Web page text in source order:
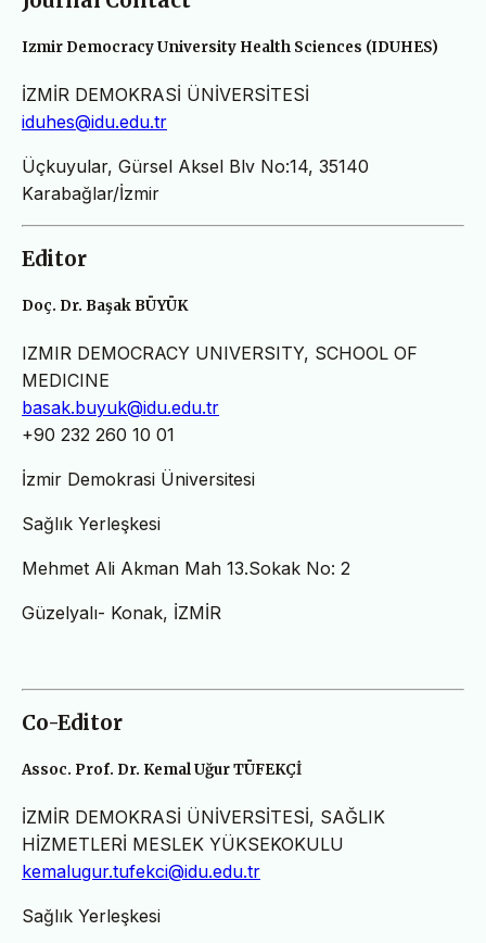
Izmir Democracy University Health Sciences (IDUHES)
İZMİR DEMOKRASİ ÜNİVERSİTESİ
iduhes@idu.edu.tr
Üçkuyular, Gürsel Aksel Blv No:14, 35140
Karabağlar/İzmir
Editor
Doç. Dr. Başak BÜYÜK
IZMIR DEMOCRACY UNIVERSITY, SCHOOL OF
MEDICINE
basak.buyuk@idu.edu.tr
+90 232 260 10 01
İzmir Demokrasi Üniversitesi
Sağlık Yerleşkesi
Mehmet Ali Akman Mah 13.Sokak No: 2
Güzelyalı- Konak, İZMİR
Co-Editor
Assoc. Prof. Dr. Kemal Uğur TÜFEKÇİ
İZMİR DEMOKRASİ ÜNİVERSİTESİ, SAĞLIK
HİZMETLERİ MESLEK YÜKSEKOKULU
kemalugur.tufekci@idu.edu.tr
Sağlık Yerleşkesi